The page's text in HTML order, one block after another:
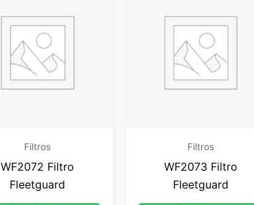
Filtros
WF2072 Filtro
Fleetguard
Filtros
WF2073 Filtro
Fleetguard